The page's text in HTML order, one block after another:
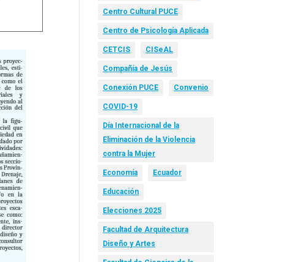
Centro Cultural PUCE
Centro de Psicología Aplicada
CETCIS CISeAL
Compañía de Jesús
Conexión PUCE Convenio
COVID-19
Día Internacional de la
Eliminación de la Violencia
contra la Mujer
Economía Ecuador
Educación
Elecciones 2025
Facultad de Arquitectura
Diseño y Artes